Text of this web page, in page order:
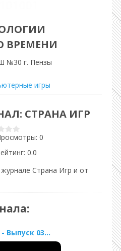
ВРЕМЕНИ
г. Пензы
игры
СТРАНА ИГР
: 0
: 0.0
Страна Игр и от
:
Выпуск 03...